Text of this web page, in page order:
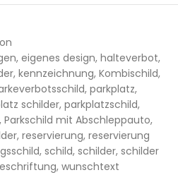
, eigenes design, halteverbot,
, kennzeichnung, Kombischild,
, parkplatz,
schilder, parkplatzschild,
, Parkschild mit Abschleppauto,
, reservierung, reservierung
, schild, schilder, schilder
, wunschtext